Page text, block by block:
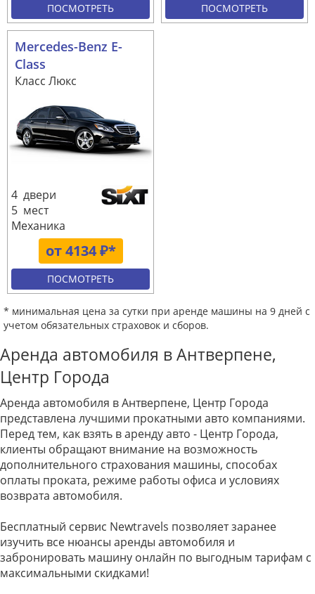
ПОСМОТРЕТЬ ПОСМОТРЕТЬ
Mercedes-Benz E-
Class
Класс Люкс
от 4134 ₽*
4 двери
5 мест
Механика
ПОСМОТРЕТЬ
* минимальная цена за сутки при аренде машины на 9 дней с
учетом обязательных страховок и сборов.
Аренда автомобиля в Антверпене,
Центр Города
Аренда автомобиля в Антверпене, Центр Города
представлена лучшими прокатными авто компаниями.
Перед тем, как взять в аренду авто - Центр Города,
клиенты обращают внимание на возможность
дополнительного страхования машины, способах
оплаты проката, режиме работы офиса и условиях
возврата автомобиля.
Бесплатный сервис Newtravels позволяет заранее
изучить все нюансы аренды автомобиля и
забронировать машину онлайн по выгодным тарифам с
максимальными скидками!